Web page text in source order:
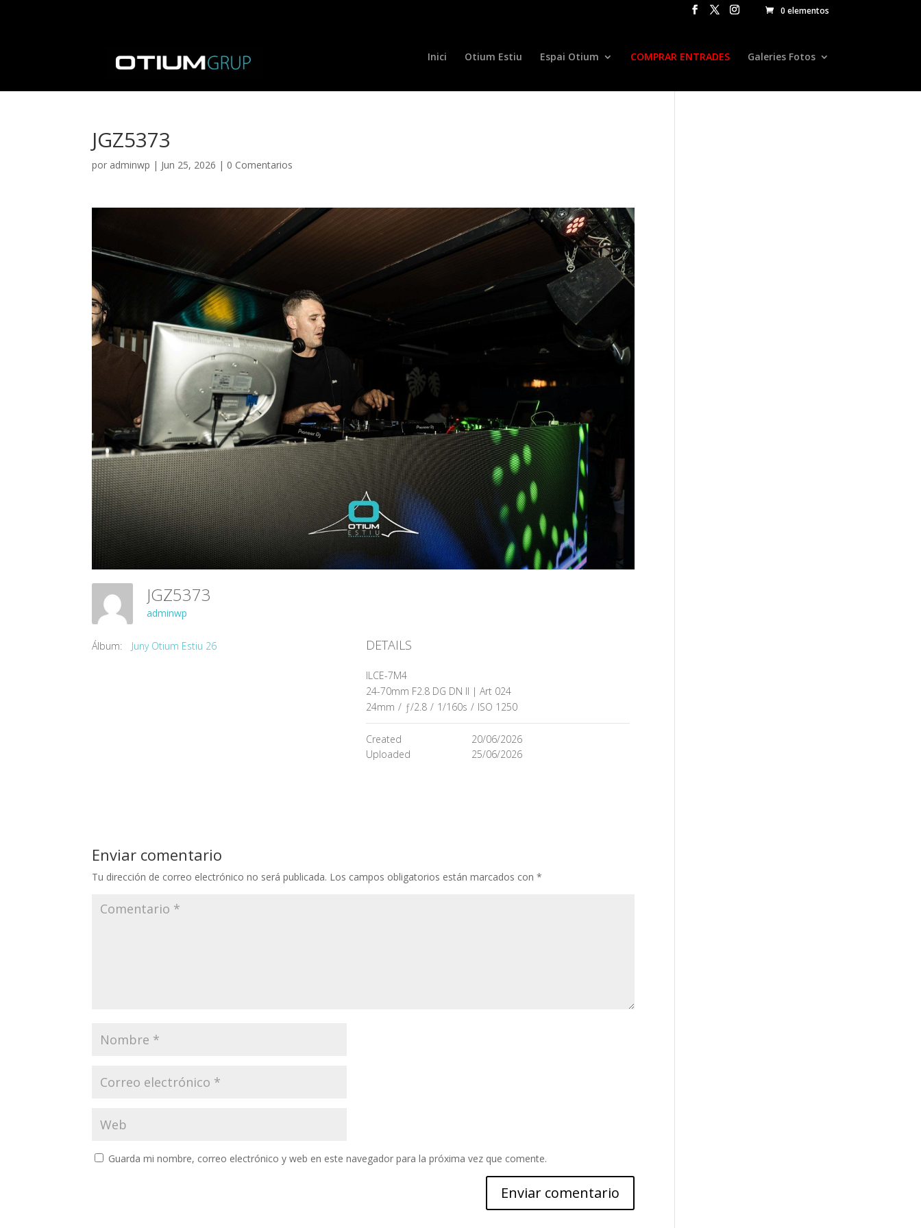
0 elementos
Inici Otium Estiu Espai Otium COMPRAR ENTRADES Galeries Fotos
JGZ5373
por adminwp | Jun 25, 2026 | 0 Comentarios
JGZ5373
adminwp
Álbum: Juny Otium Estiu 26 DETAILS
ILCE-7M4
24-70mm F2.8 DG DN II | Art 024
24mm / ƒ/2.8 / 1/160s / ISO 1250
Created
20/06/2026
Uploaded
25/06/2026
Enviar comentario
Tu dirección de correo electrónico no será publicada. Los campos obligatorios están marcados con*
Guarda mi nombre, correo electrónico y web en este navegador para la próxima vez que comente.